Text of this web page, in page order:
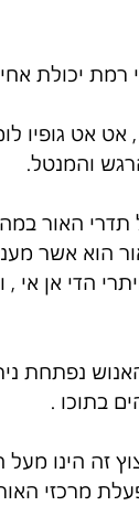
יכולת
אט גופיו
והמנטל.
תדרי האור
הוא אשר
הדי אן אי ,
נפתחת ניתן
בתוכו .
זה הינו
מרכזי